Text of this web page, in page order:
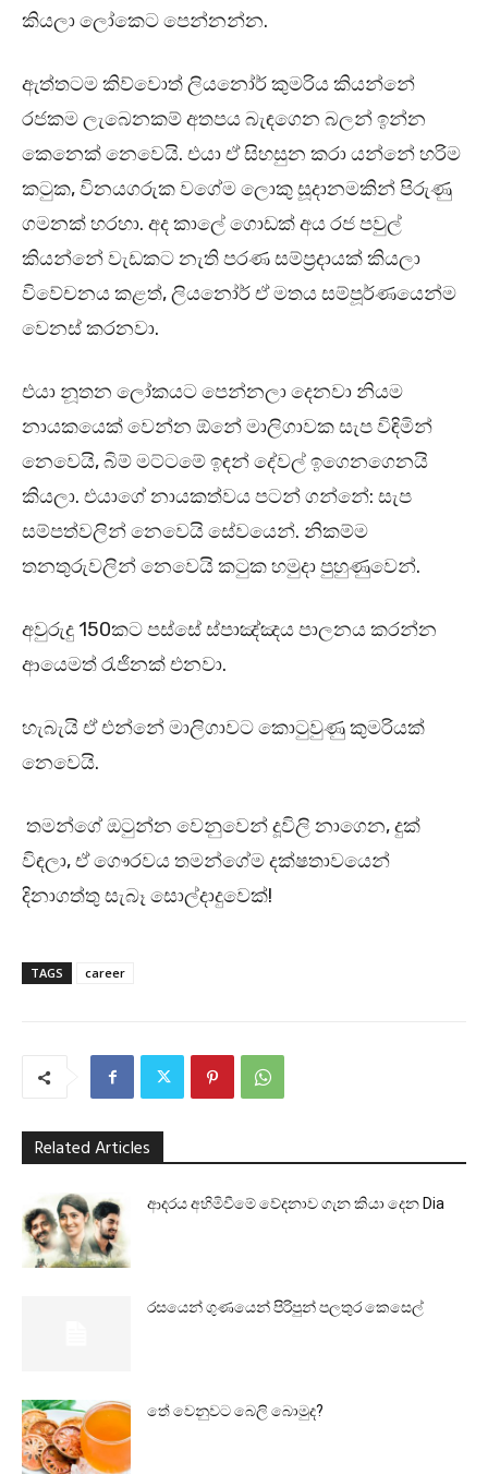
කියලා ලෝකෙට පෙන්නන්න.
ඇත්තටම කිව්වොත් ලියනෝර් කුමරිය කියන්නේ
රජකම ලැබෙනකම් අතපය බැඳගෙන බලන් ඉන්න
කෙනෙක් නෙවෙයි. එයා ඒ සිහසුන කරා යන්නේ හරිම
කටුක, විනයගරුක වගේම ලොකු සූදානමකින් පිරුණු
ගමනක් හරහා. අද කාලේ ගොඩක් අය රජ පවුල්
කියන්නේ වැඩකට නැති පරණ සම්ප්‍රදායක් කියලා
විවේචනය කළත්, ලියනෝර් ඒ මතය සම්පූර්ණයෙන්ම
වෙනස් කරනවා.
එයා නූතන ලෝකයට පෙන්නලා දෙනවා නියම
නායකයෙක් වෙන්න ඕනේ මාලිගාවක සැප විඳිමින්
නෙවෙයි, බිම් මට්ටමේ ඉඳන් දේවල් ඉගෙනගෙනයි
කියලා. එයාගේ නායකත්වය පටන් ගන්නේ: සැප
සම්පත්වලින් නෙවෙයි සේවයෙන්. නිකම්ම
තනතුරුවලින් නෙවෙයි කටුක හමුදා පුහුණුවෙන්.
අවුරුදු 150කට පස්සේ ස්පාඤ්ඤය පාලනය කරන්න
ආයෙමත් රැජිනක් එනවා.
හැබැයි ඒ එන්නේ මාලිගාවට කොටුවුණු කුමරියක්
නෙවෙයි.
තමන්ගේ ඔටුන්න වෙනුවෙන් දූවිලි නාගෙන, දුක්
විඳලා, ඒ ගෞරවය තමන්ගේම දක්ෂතාවයෙන්
දිනාගත්තු සැබෑ සොල්දාදුවෙක්!
TAGS career
Related Articles
ආදරය අහිමිවීමේ වේදනාව ගැන කියා දෙන Dia
රසයෙන් ගුණයෙන් පිරිපුන් පලතුර කෙසෙල්
තේ වෙනුවට බෙලි බොමුද?